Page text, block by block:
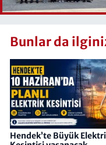
Bunlar da
Hendek’te Büyük